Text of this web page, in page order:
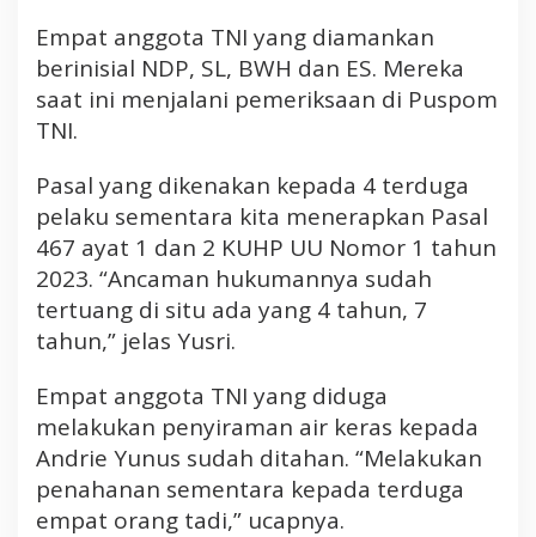
t
K
s
P
e
n
y
r
a
n
A
i
Empat anggota TNI yang diamankan
berinisial NDP, SL, BWH dan ES. Mereka
saat ini menjalani pemeriksaan di Puspom
TNI.
Pasal yang dikenakan kepada 4 terduga
pelaku sementara kita menerapkan Pasal
467 ayat 1 dan 2 KUHP UU Nomor 1 tahun
2023. “Ancaman hukumannya sudah
tertuang di situ ada yang 4 tahun, 7
tahun,” jelas Yusri.
Empat anggota TNI yang diduga
melakukan penyiraman air keras kepada
Andrie Yunus sudah ditahan. “Melakukan
penahanan sementara kepada terduga
empat orang tadi,” ucapnya.